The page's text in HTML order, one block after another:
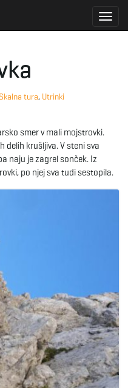
g
e
n
Skalna tura, Utrinki
smer v mali mojstrovki.
delih krušljiva. V steni sva
naju je zagrel sonček. Iz
po njej sva tudi sestopila.